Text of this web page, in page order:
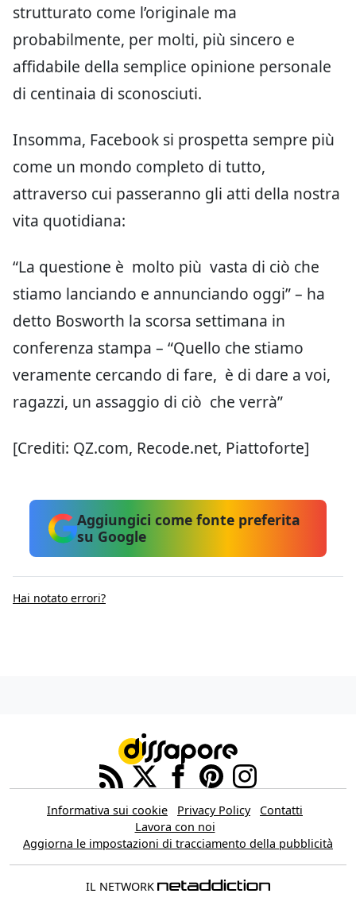
strutturato come l’originale ma
probabilmente, per molti, più sincero e
affidabile della semplice opinione personale
di centinaia di sconosciuti.
Insomma, Facebook si prospetta sempre più
come un mondo completo di tutto,
attraverso cui passeranno gli atti della nostra
vita quotidiana:
“La questione è molto più vasta di ciò che
stiamo lanciando e annunciando oggi” – ha
detto Bosworth la scorsa settimana in
conferenza stampa – “Quello che stiamo
veramente cercando di fare, è di dare a voi,
ragazzi, un assaggio di ciò che verrà”
[Crediti: QZ.com, Recode.net, Piattoforte]
Aggiungici come fonte preferita
su Google
Hai notato errori?
Informativa sui cookie Privacy Policy
Contatti
Lavora con noi
Aggiorna le impostazioni di tracciamento della pubblicità
IL NETWORK